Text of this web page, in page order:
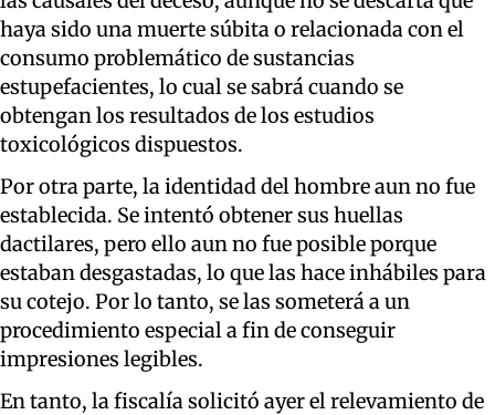
haya sido una muerte súbita o relacionada con el
consumo problemático de sustancias
estupefacientes, lo cual se sabrá cuando se
obtengan los resultados de los estudios
toxicológicos dispuestos.
Por otra parte, la identidad del hombre aun no fue
establecida. Se intentó obtener sus huellas
dactilares, pero ello aun no fue posible porque
estaban desgastadas, lo que las hace inhábiles para
su cotejo. Por lo tanto, se las someterá a un
procedimiento especial a fin de conseguir
impresiones legibles.
En tanto, la fiscalía solicitó ayer el relevamiento de